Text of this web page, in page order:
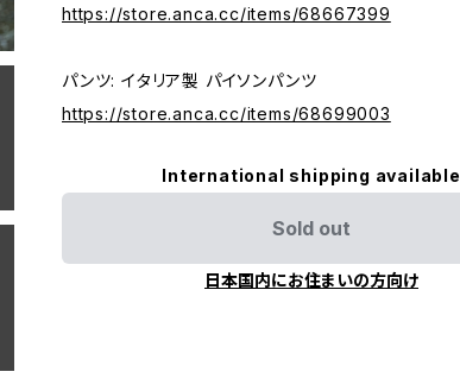
https://store.anca.cc/items/68667399
パンツ: イタリア製 パイソンパンツ
https://store.anca.cc/items/68699003
International shipping available
Sold out
日本国内にお住まいの方向け